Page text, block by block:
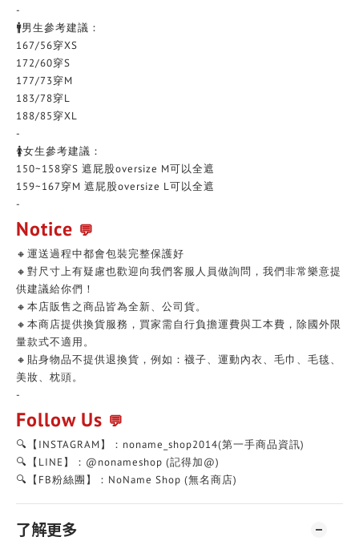
-
🚹男生參考建議：
167/56穿XS
172/60穿S
177/73穿M
183/78穿L
188/85穿XL
-
🚺女生參考建議：
150~158穿S 遮屁股oversize M可以全遮
159~167穿M 遮屁股oversize L可以全遮
-
Notice 💬
🔸運送過程中都會包裝完整保護好
🔸對尺寸上有疑慮也歡迎向我們客服人員做詢問，我們非常樂意提
供建議給你們！
🔸本店販售之商品皆為全新、公司貨。
🔸本商店提供換貨服務，買家需自行負擔運費與工本費，除國外限
量款式不適用。
🔸貼身物品不提供退換貨，例如：襪子、運動內衣、毛巾、毛毯、
美妝、枕頭。
-
Follow Us 💬
🔍【INSTAGRAM】：noname_shop2014(第一手商品資訊)
🔍【LINE】：@nonameshop (記得加@)
🔍【FB粉絲團】：NoName Shop (無名商店)
了解更多